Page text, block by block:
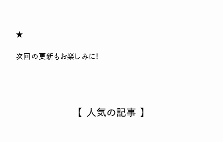
★
次回の更新もお楽しみに！
【 人気の記事 】